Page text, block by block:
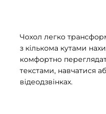
Чохол легко
з кількома кутами
комфортно
текстами, навчатися
відеодзвінках.